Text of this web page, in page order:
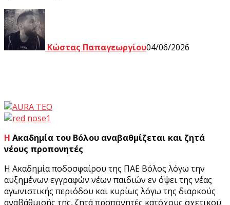
Κώστας Παπαγεωργίου04/06/2026
Η Ακαδημία του Βόλου αναβαθμίζεται και ζητά
νέους προπονητές
Η Ακαδημία ποδοσφαίρου της ΠΑΕ Βόλος λόγω την
αυξημένων εγγραφών νέων παιδιών εν όψει της νέας
αγωνιστικής περιόδου και κυρίως λόγω της διαρκούς
αναβάθμισής της, ζητά προπονητές κατόχους σχετικού